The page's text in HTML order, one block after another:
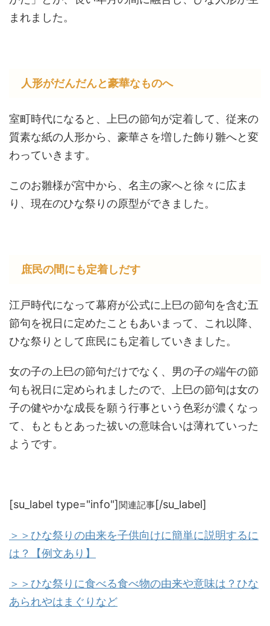
まれました。
人形がだんだんと豪華なものへ
室町時代になると、上巳の節句が定着して、従来の
質素な紙の人形から、豪華さを増した飾り雛へと変
わっていきます。
このお雛様が宮中から、名主の家へと徐々に広ま
り、現在のひな祭りの原型ができました。
庶民の間にも定着しだす
江戸時代になって幕府が公式に上巳の節句を含む五
節句を祝日に定めたこともあいまって、これ以降、
ひな祭りとして庶民にも定着していきました。
女の子の上巳の節句だけでなく、男の子の端午の節
句も祝日に定められましたので、上巳の節句は女の
子の健やかな成長を願う行事という色彩が濃くなっ
て、もともとあった祓いの意味合いは薄れていった
ようです。
[su_label type="info"]関連記事[/su_label]
＞＞ひな祭りの由来を子供向けに簡単に説明するに
は？【例文あり】
＞＞ひな祭りに食べる食べ物の由来や意味は？ひな
あられやはまぐりなど